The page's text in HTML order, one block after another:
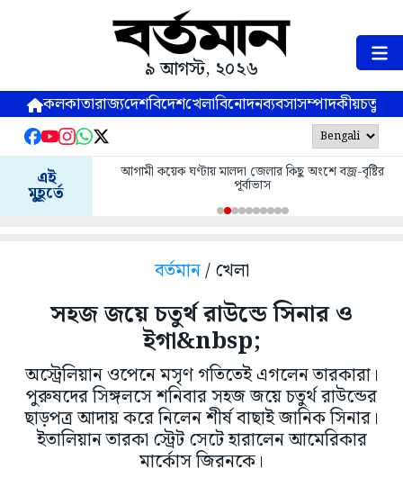
৯ আগস্ট, ২০২৬
কলকাতারাজ্যদেশবিদেশখেলাবিনোদনব্যবসাসম্পাদকীয়
এই
মুহূর্তে
আগামী কয়েক ঘণ্টায় মালদা জেলার কিছু অংশে বজ্র-বৃষ্টির
পূর্বাভাস
বর্তমান/ খেলা
সহজ জয়ে চতুর্থ রাউন্ডে সিনার ও
ইগা&nbsp;
অস্ট্রেলিয়ান ওপেনে মসৃণ গতিতেই এগলেন তারকারা।
পুরুষদের সিঙ্গলসে শনিবার সহজ জয়ে চতুর্থ রাউন্ডের
ছাড়পত্র আদায় করে নিলেন শীর্ষ বাছাই জানিক সিনার।
ইতালিয়ান তারকা স্ট্রেট সেটে হারালেন আমেরিকার
মার্কোস জিরনকে।